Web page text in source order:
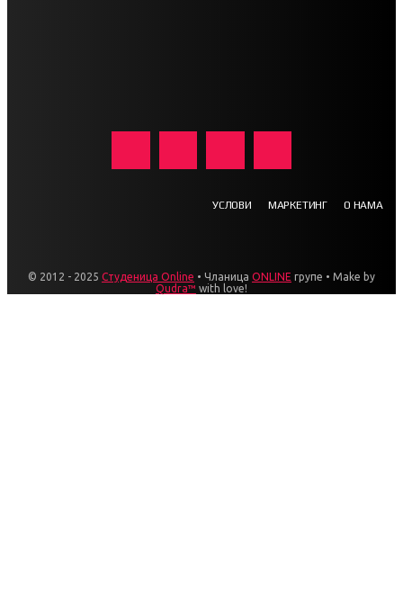
УСЛОВИ МАРКЕТИНГ О НАМА
© 2012 - 2025 Студеница Online • Чланица ONLINE групе • Make by
Qudra™ with love!